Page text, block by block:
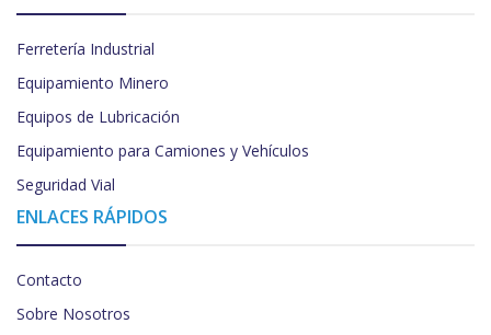
Ferretería Industrial
Equipamiento Minero
Equipos de Lubricación
Equipamiento para Camiones y Vehículos
Seguridad Vial
ENLACES RÁPIDOS
Contacto
Sobre Nosotros